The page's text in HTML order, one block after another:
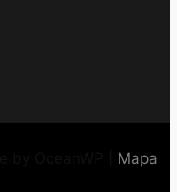
Mapa